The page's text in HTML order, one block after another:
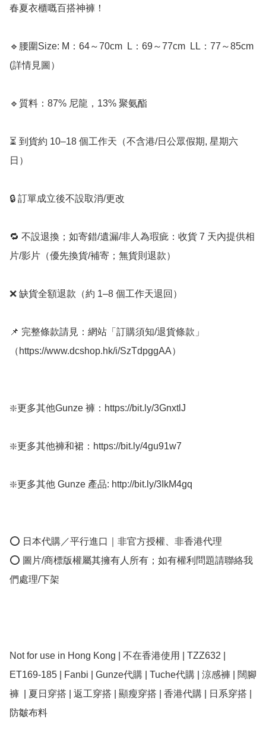
春夏衣櫃嘅百搭神褲！
🔹腰圍Size: M：64～70cm ﻿ L：69～77cm  LL：77～85cm
(詳情見圖）
🔹質料：87% 尼龍，13% 聚氨酯
⏳ 到貨約 10–18 個工作天（不含港/日公眾假期, 星期六
日）
🔒 訂單成立後不設取消/更改
🔁 不設退換；如寄錯/遺漏/非人為瑕疵：收貨 7 天內提供相
片/影片（優先換貨/補寄；無貨則退款）
❌ 缺貨全額退款（約 1–8 個工作天退回）
📌 完整條款請見：網站「訂購須知/退貨條款」
（https://www.dcshop.hk/i/SzTdpggAA）
❇️更多其他Gunze 褲：https://bit.ly/3GnxtlJ
❇️更多其他褲和裙：https://bit.ly/4gu91w7
❇️更多其他 Gunze 產品: http://bit.ly/3IkM4gq
⭕ 日本代購／平行進口｜非官方授權、非香港代理
⭕ 圖片/商標版權屬其擁有人所有；如有權利問題請聯絡我
們處理/下架
Not for use in Hong Kong | 不在香港使用 | TZZ632 |
ET169-185 | Fanbi | Gunze代購 | Tuche代購 | 涼感褲 | 闊腳
褲  | 夏日穿搭 | 返工穿搭 | 顯瘦穿搭 | 香港代購 | 日系穿搭 |
防皺布料